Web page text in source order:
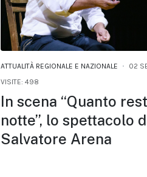
ATTUALITÀ REGIONALE E NAZIONALE
02
VISITE: 498
In scena “Quanto
notte”, lo spettacolo
Salvatore Arena